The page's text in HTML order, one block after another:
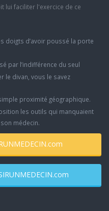
lui faciliter l'exercice de ce
doigts d’avoir poussé la porte
par l’indifférence du seul
le divan, vous le savez
proximité géographique.
les outils qui manquaient
médecin.
CHOISIRUNMEDECIN.com